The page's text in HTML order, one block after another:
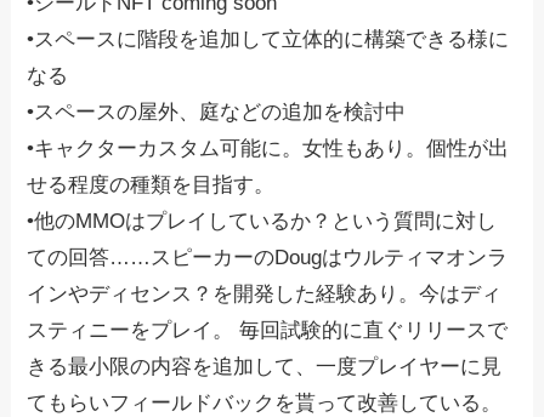
•スペースに階段を追加して立体的に構築できる様に
なる
•スペースの屋外、庭などの追加を検討中
•キャクターカスタム可能に。女性もあり。個性が出
せる程度の種類を目指す。
•他のMMOはプレイしているか？という質問に対し
ての回答……スピーカーのDougはウルティマオンラ
インやディセンス？を開発した経験あり。今はディ
スティニーをプレイ。 毎回試験的に直ぐリリースで
きる最小限の内容を追加して、一度プレイヤーに見
てもらいフィールドバックを貰って改善している。